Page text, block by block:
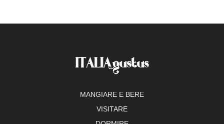
MANGIARE E BERE
VISITARE